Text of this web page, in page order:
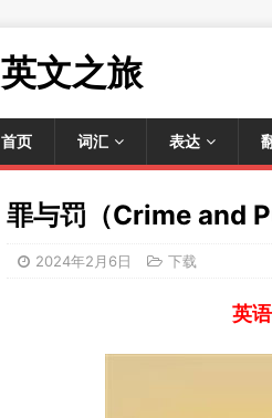
英文之旅
首页 词汇 表达
罪与罚（Crime and
2024年2月6日 下载
英